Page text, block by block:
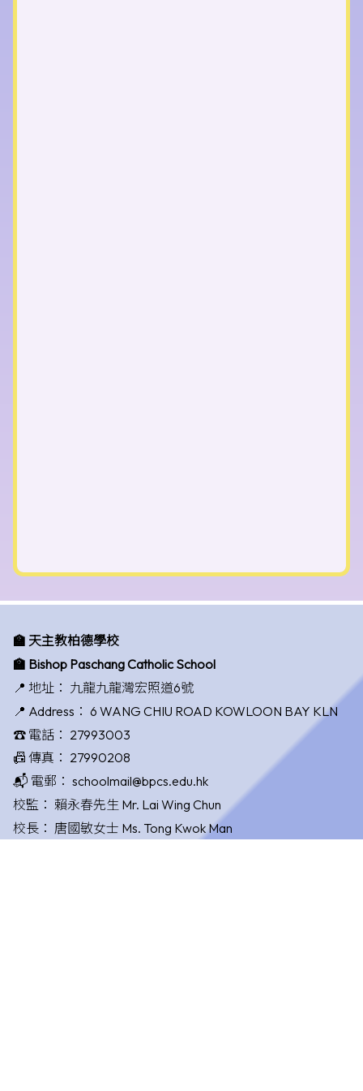
🏫 天主教柏德學校
🏫 Bishop Paschang Catholic School
📍 地址： 九龍九龍灣宏照道6號
📍 Address： 6 WANG CHIU ROAD KOWLOON BAY KLN
☎️ 電話： 27993003
📠 傳真： 27990208
📬 電郵： schoolmail@bpcs.edu.hk
校監： 賴永春先生 Mr. Lai Wing Chun
校長： 唐國敏女士 Ms. Tong Kwok Man